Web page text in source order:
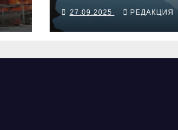
27.09.2025 РЕДАКЦИЯ